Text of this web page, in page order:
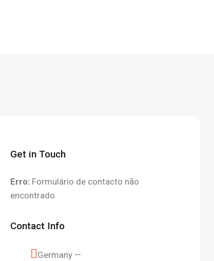
Get in Touch
Erro: Formulário de contacto não
encontrado.
Contact Info
Germany —